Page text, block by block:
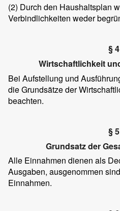
(2) Durch den Haushaltsplan
Verbindlichkeiten weder
§ 4
Wirtschaftlichkeit
Bei Aufstellung und
die Grundsätze der
beachten.
§ 5
Grundsatz der
Alle Einnahmen dienen als
Ausgaben, ausgenommen
Einnahmen.